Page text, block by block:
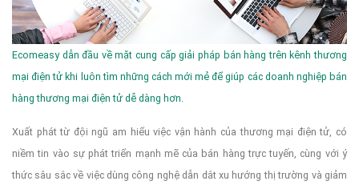
Ecomeasy dẫn đầu về mặt cung cấp giải pháp bán hàng trên kênh thương
mại điện tử khi luôn tìm những cách mới mẻ để giúp các doanh nghiệp bán
hàng thương mại điện tử dễ dàng hơn.
Xuất phát từ đội ngũ am hiểu việc vận hành của thương mại điện tử, có
niềm tin vào sự phát triển mạnh mẽ của bán hàng trực tuyến, cùng với ý
thức sâu sắc về việc dùng công nghệ dẫn dắt xu hướng thị trường và giảm